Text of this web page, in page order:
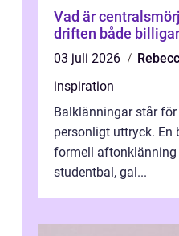
Vad är
driften både
03 juli 2026
inspiration
Balklänningar står
personligt uttryck. En
formell
studentbal, gal...